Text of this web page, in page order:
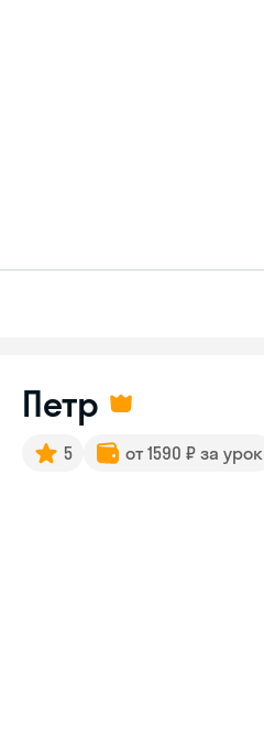
Петр
5 от 1590 ₽ за урок